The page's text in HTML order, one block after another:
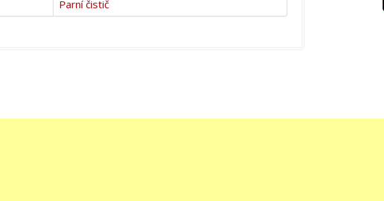
Parní čistič